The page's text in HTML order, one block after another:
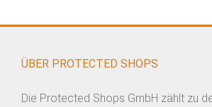
ÜBER PROTECTED SHOPS
Die Protected Shops GmbH zählt zu